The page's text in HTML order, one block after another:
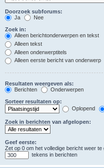
Doorzoek subforums:
Ja
Nee
Zoek in:
Alleen berichtonderwerpen en tekst
Alleen tekst
Alleen onderwerptitels
Alleen eerste bericht van onderwerp
Resultaten weergeven als:
Berichten
Onderwerpen
Sorteer resultaten op:
Oplopend
Zoek in berichten van afgelopen:
Geef eerste:
Zet op 0 om het volledige bericht weer te
tekens in berichten